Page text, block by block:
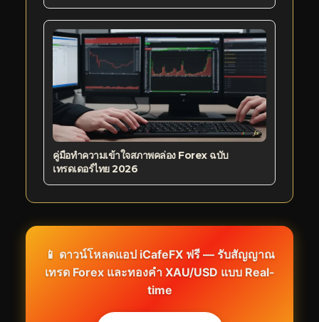
คู่มือทำความเข้าใจสภาพคล่อง Forex ฉบับ
เทรดเดอร์ไทย 2026
📱 ดาวน์โหลดแอป iCafeFX ฟรี — รับสัญญาณ
เทรด Forex และทองคำ XAU/USD แบบ Real-
time